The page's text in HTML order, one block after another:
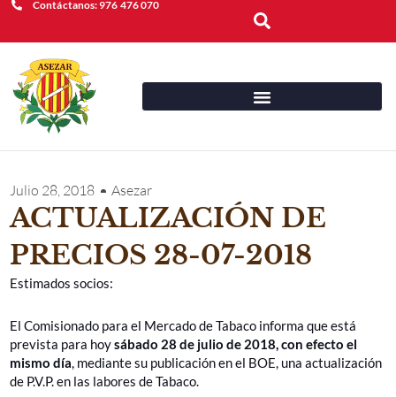
Contáctanos: 976 476 070
Buscar
Julio 28, 2018 Asezar
ACTUALIZACIÓN DE
PRECIOS 28-07-2018
Estimados socios:
El Comisionado para el Mercado de Tabaco informa que está
prevista para hoysábado 28 de julio de 2018, con efecto el
mismo día, mediante su publicación en el BOE, una actualización
de P.V.P. en las labores de Tabaco.